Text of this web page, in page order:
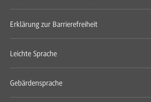
Erklärung zur Barrierefreiheit
Leichte Sprache
Gebärdensprache